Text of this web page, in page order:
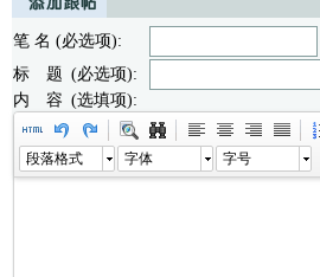
笔 名 (必选项):
标 题 (必选项):
内 容 (选填项):
段落格式 字体 字号